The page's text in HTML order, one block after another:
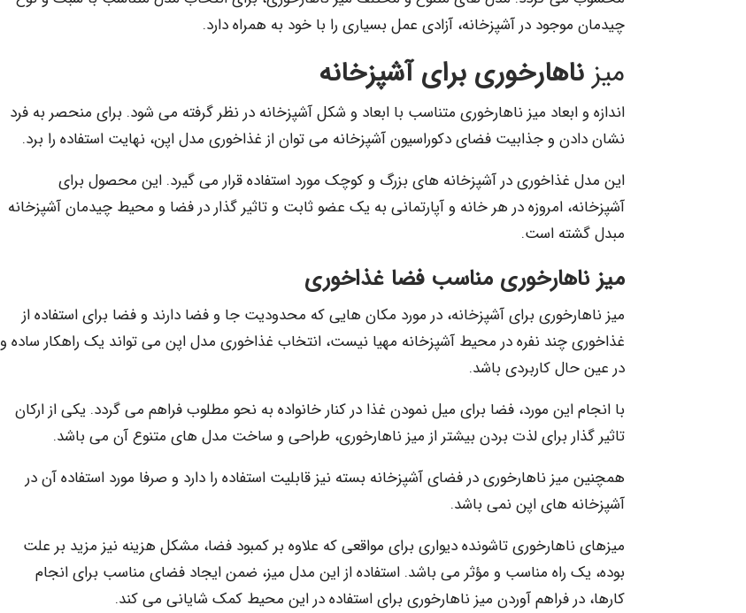
چیدمان موجود در آشپزخانه، آزادی عمل بسیاری را با خود به همراه دارد.
میز ناهارخوری برای آشپزخانه
اندازه و ابعاد میز ناهارخوری متناسب با ابعاد و شکل آشپزخانه در نظر گرفته می شود. برای منحصر به فرد
نشان دادن و جذابیت فضای دکوراسیون آشپزخانه می توان از غذاخوری مدل اپن، نهایت استفاده را برد.
این مدل غذاخوری در آشپزخانه های بزرگ و کوچک مورد استفاده قرار می گیرد. این محصول برای
آشپزخانه، امروزه در هر خانه و آپارتمانی به یک عضو ثابت و تاثیر گذار در فضا و محیط چیدمان آشپزخانه
مبدل گشته است.
میز ناهارخوری مناسب فضا غذاخوری
میز ناهارخوری برای آشپزخانه، در مورد مکان هایی که محدودیت جا و فضا دارند و فضا برای استفاده از
غذاخوری چند نفره در محیط آشپزخانه مهیا نیست، انتخاب غذاخوری مدل اپن می تواند یک راهکار ساده و
در عین حال کاربردی باشد.
با انجام این مورد، فضا برای میل نمودن غذا در کنار خانواده به نحو مطلوب فراهم می گردد. یکی از ارکان
تاثیر گذار برای لذت بردن بیشتر از میز ناهارخوری، طراحی و ساخت مدل های متنوع آن می باشد.
همچنین میز ناهارخوری در فضای آشپزخانه بسته نیز قابلیت استفاده را دارد و صرفا مورد استفاده آن در
آشپزخانه های اپن نمی باشد.
میزهای ناهارخوری تاشونده دیواری برای مواقعی که علاوه بر کمبود فضا، مشکل هزینه نیز مزید بر علت
بوده، یک راه مناسب و مؤثر می باشد. استفاده از این مدل میز، ضمن ایجاد فضای مناسب برای انجام
کارها، در فراهم آوردن میز ناهارخوری برای استفاده در این محیط کمک شایانی می کند.